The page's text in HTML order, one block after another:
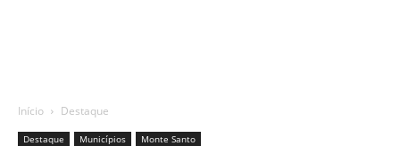
Início Destaque
Destaque Municípios Monte Santo